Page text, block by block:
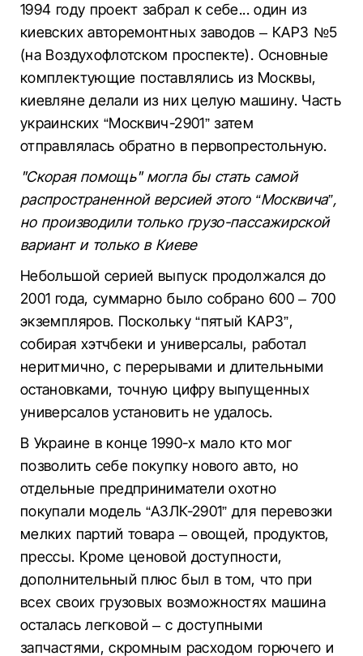
1994 году проект забрал к себе... один из
киевских авторемонтных заводов – КАРЗ №5
(на Воздухофлотском проспекте). Основные
комплектующие поставлялись из Москвы,
киевляне делали из них целую машину. Часть
украинских “Москвич-2901” затем
отправлялась обратно в первопрестольную.
"Скорая помощь" могла бы стать самой
распространенной версией этого “Москвича”,
но производили только грузо-пассажирской
вариант и только в Киеве
Небольшой серией выпуск продолжался до
2001 года, суммарно было собрано 600 – 700
экземпляров. Поскольку “пятый КАРЗ”,
собирая хэтчбеки и универсалы, работал
неритмично, с перерывами и длительными
остановками, точную цифру выпущенных
универсалов установить не удалось.
В Украине в конце 1990-х мало кто мог
позволить себе покупку нового авто, но
отдельные предприниматели охотно
покупали модель “АЗЛК-2901” для перевозки
мелких партий товара – овощей, продуктов,
прессы. Кроме ценовой доступности,
дополнительный плюс был в том, что при
всех своих грузовых возможностях машина
осталась легковой – с доступными
запчастями, скромным расходом горючего и